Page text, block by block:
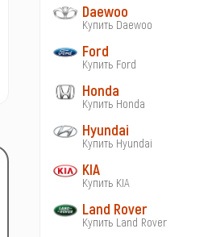
Daewoo
Купить Daewoo
Ford
Купить Ford
Honda
Купить Honda
Hyundai
Купить Hyundai
KIA
Купить KIA
Land Rover
Купить Land Rover